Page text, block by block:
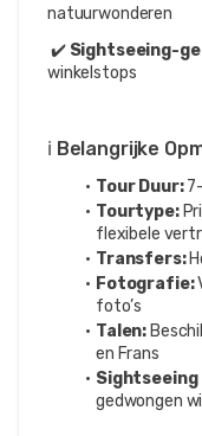
natuurwonderen
✔️ Sightseeing-
winkelstops
ℹ️ Belangrijke
Tour Duur:
Tourtype:
flexibele
Transfers:
Fotografie:
foto’s
Talen:
en Frans
gedwongen